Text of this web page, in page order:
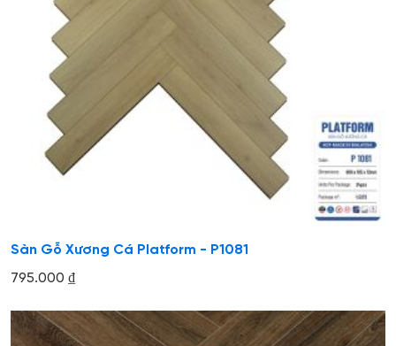
Sàn Gỗ Xương Cá Platform - P1081
795.000 ₫